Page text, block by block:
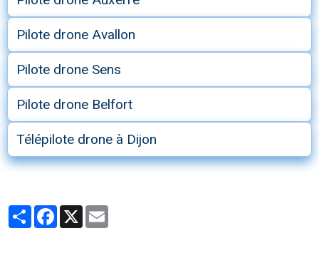
Pilote drone Avallon
Pilote drone Sens
Pilote drone Belfort
Télépilote drone à Dijon
PartagerFacebook
X